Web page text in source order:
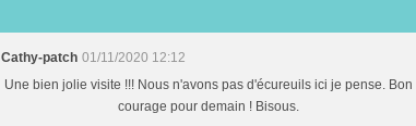
Cathy-patch 01/11/2020 12:12
Une bien jolie visite !!! Nous n'avons pas d'écureuils ici je pense. Bon
courage pour demain ! Bisous.